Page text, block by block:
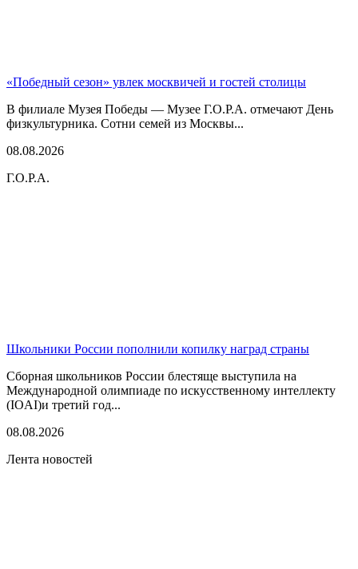
«Победный сезон» увлек москвичей и гостей столицы
В филиале Музея Победы — Музее Г.О.Р.А. отмечают День
физкультурника. Сотни семей из Москвы...
08.08.2026
Г.О.Р.А.
Школьники России пополнили копилку наград страны
Сборная школьников России блестяще выступила на
Международной олимпиаде по искусственному интеллекту
(IOAI)и третий год...
08.08.2026
Лента новостей